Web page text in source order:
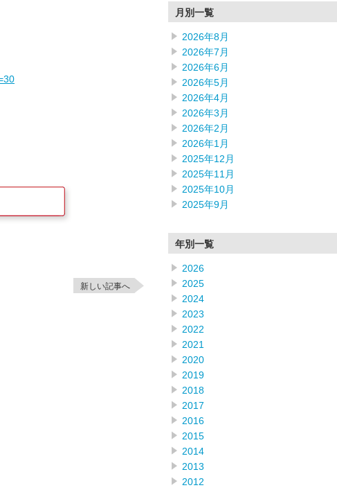
新しい記事へ
月別一覧
2026年8月
2026年7月
2026年6月
2026年5月
2026年4月
2026年3月
2026年2月
2026年1月
2025年12月
2025年11月
2025年10月
2025年9月
年別一覧
2026
2025
2024
2023
2022
2021
2020
2019
2018
2017
2016
2015
2014
2013
2012